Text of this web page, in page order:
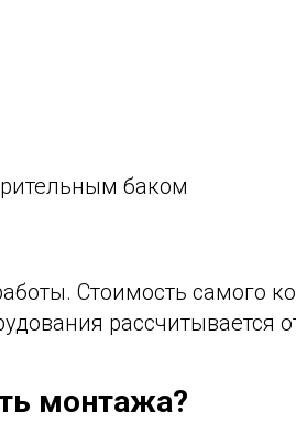
баком
Стоимость самого
рассчитывается
монтажа?